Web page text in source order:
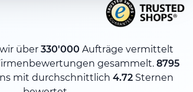
über 330'000 Aufträge vermittelt
gesammelt. 8795
mit durchschnittlich 4.72Sternen